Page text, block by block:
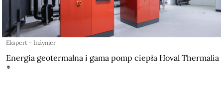
Ekspert - Inżynier
Energia geotermalna i gama pomp ciepła Hoval Thermalia